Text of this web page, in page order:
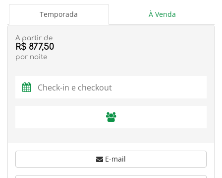
Temporada À Venda
A partir de
R$ 877,50
por noite
E-mail